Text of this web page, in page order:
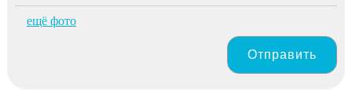
ещё фото
Отправить